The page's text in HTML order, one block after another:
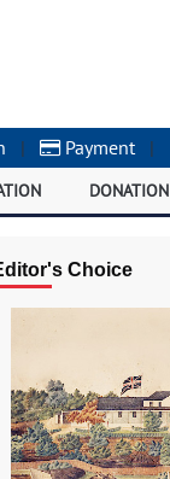
| Payment |
DONATION
Choice